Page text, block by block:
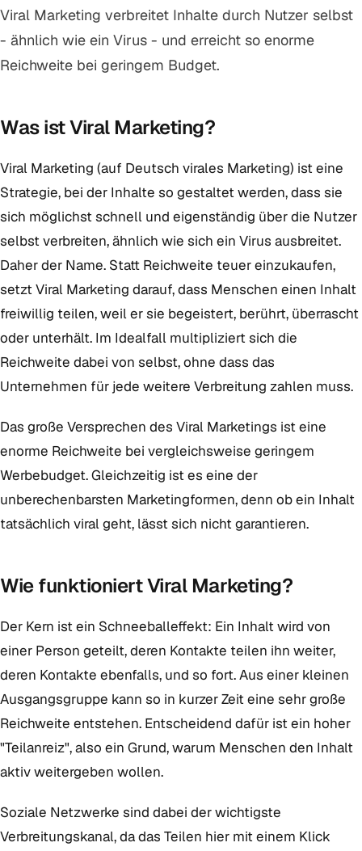
Viral Marketing verbreitet Inhalte durch Nutzer selbst
- ähnlich wie ein Virus - und erreicht so enorme
Reichweite bei geringem Budget.
Was ist Viral Marketing?
Viral Marketing (auf Deutsch virales Marketing) ist eine
Strategie, bei der Inhalte so gestaltet werden, dass sie
sich möglichst schnell und eigenständig über die Nutzer
selbst verbreiten, ähnlich wie sich ein Virus ausbreitet.
Daher der Name. Statt Reichweite teuer einzukaufen,
setzt Viral Marketing darauf, dass Menschen einen Inhalt
freiwillig teilen, weil er sie begeistert, berührt, überrascht
oder unterhält. Im Idealfall multipliziert sich die
Reichweite dabei von selbst, ohne dass das
Unternehmen für jede weitere Verbreitung zahlen muss.
Das große Versprechen des Viral Marketings ist eine
enorme Reichweite bei vergleichsweise geringem
Werbebudget. Gleichzeitig ist es eine der
unberechenbarsten Marketingformen, denn ob ein Inhalt
tatsächlich viral geht, lässt sich nicht garantieren.
Wie funktioniert Viral Marketing?
Der Kern ist ein Schneeballeffekt: Ein Inhalt wird von
einer Person geteilt, deren Kontakte teilen ihn weiter,
deren Kontakte ebenfalls, und so fort. Aus einer kleinen
Ausgangsgruppe kann so in kurzer Zeit eine sehr große
Reichweite entstehen. Entscheidend dafür ist ein hoher
"Teilanreiz", also ein Grund, warum Menschen den Inhalt
aktiv weitergeben wollen.
Soziale Netzwerke sind dabei der wichtigste
Verbreitungskanal, da das Teilen hier mit einem Klick